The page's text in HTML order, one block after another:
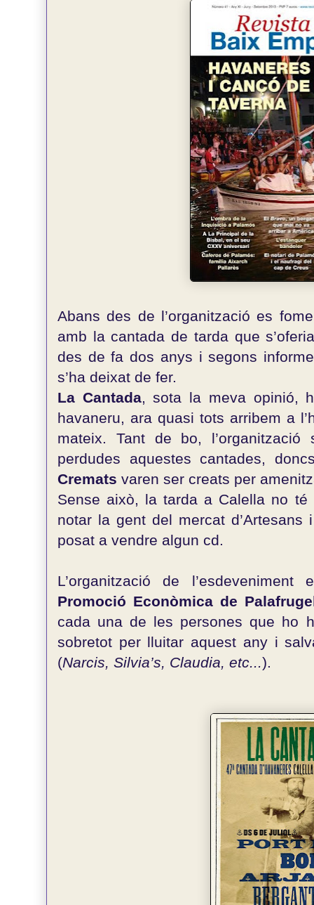
Abans des de l’organització es
amb la cantada de tarda que
des de fa dos anys i segons
s’ha deixat de fer.
La Cantada, sota la meva opinió,
havaneru, ara quasi tots arribem a
mateix. Tant de bo,
perdudes aquestes cantades,
Cremats varen ser creats per
Sense això, la tarda a Calella no
notar la gent del mercat d’Artesans
posat a vendre algun cd.
L’organització de
Promoció Econòmica de
cada una de les persones que ho
sobretot per lluitar aquest any i
(Narcis, Silvia’s, Claudia, etc...).